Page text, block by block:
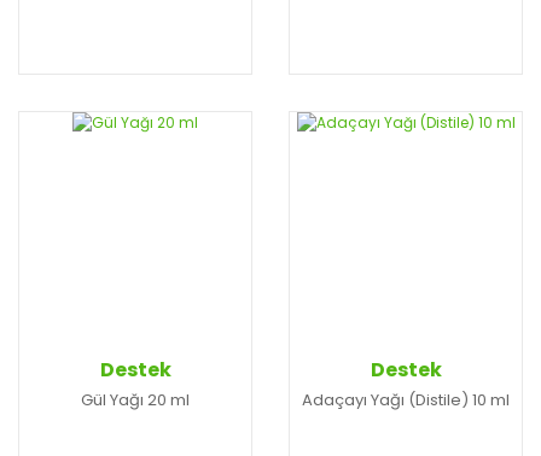
Destek
Gül Yağı 20 ml
Destek
Adaçayı Yağı (Distile) 10 ml